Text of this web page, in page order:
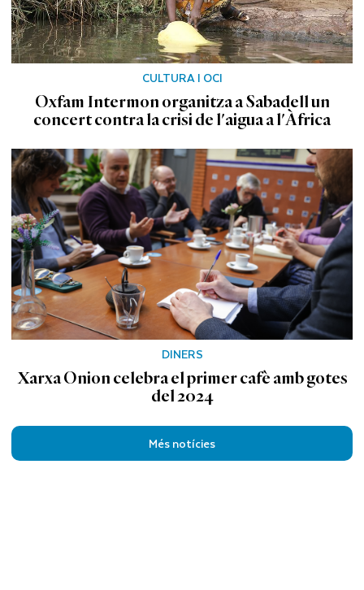
CULTURA I OCI
Oxfam Intermon organitza a Sabadell un
concert contra la crisi de l'aigua a l'Àfrica
DINERS
Xarxa Onion celebra el primer cafè amb gotes
del 2024
Més notícies